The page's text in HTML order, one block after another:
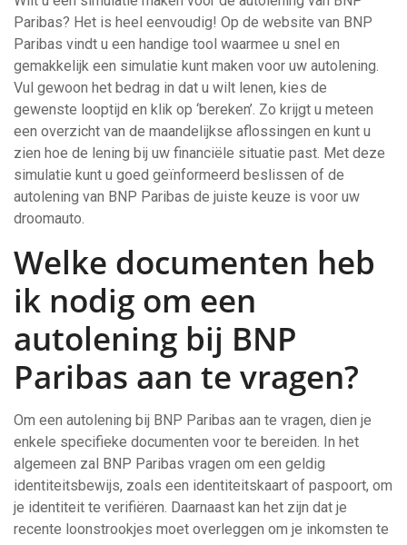
Paribas? Het is heel eenvoudig! Op de website van BNP
Paribas vindt u een handige tool waarmee u snel en
gemakkelijk een simulatie kunt maken voor uw autolening.
Vul gewoon het bedrag in dat u wilt lenen, kies de
gewenste looptijd en klik op ‘bereken’. Zo krijgt u meteen
een overzicht van de maandelijkse aflossingen en kunt u
zien hoe de lening bij uw financiële situatie past. Met deze
simulatie kunt u goed geïnformeerd beslissen of de
autolening van BNP Paribas de juiste keuze is voor uw
droomauto.
Welke documenten heb
ik nodig om een
autolening bij BNP
Paribas aan te vragen?
Om een autolening bij BNP Paribas aan te vragen, dien je
enkele specifieke documenten voor te bereiden. In het
algemeen zal BNP Paribas vragen om een geldig
identiteitsbewijs, zoals een identiteitskaart of paspoort, om
je identiteit te verifiëren. Daarnaast kan het zijn dat je
recente loonstrookjes moet overleggen om je inkomsten te